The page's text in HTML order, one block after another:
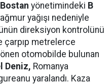
yönetimindeki B
yağışı nedeniyle
direksiyon kontrolünü
metrelerce
otomobilde bulunan
Deniz, Romanya
yaralandı. Kaza